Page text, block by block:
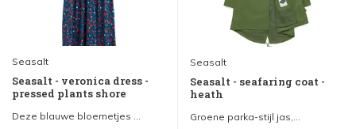
Seasalt
Seasalt - veronica dress -
pressed plants shore
Deze blauwe bloemetjes ...
Seasalt
Seasalt - seafaring coat -
heath
Groene parka-stijl jas,...